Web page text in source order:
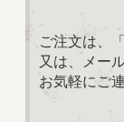
ご注文は、
又は、メー
お気軽にご